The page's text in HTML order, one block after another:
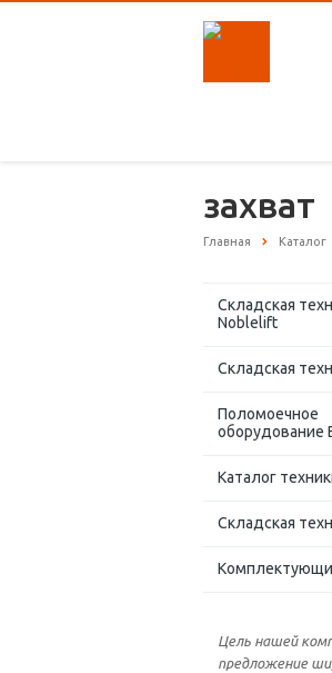
захват
Главная Каталог
Складская
Noblelift
Складская
Поломоечное
оборудование
Каталог
Складская
Цель нашей
предложение